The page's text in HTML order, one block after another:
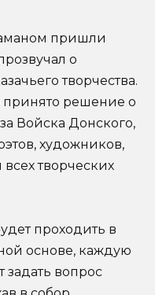
пришли
о
творчества.
решение о
Войска Донского,
художников,
творческих
проходить в
основе, каждую
задать вопрос